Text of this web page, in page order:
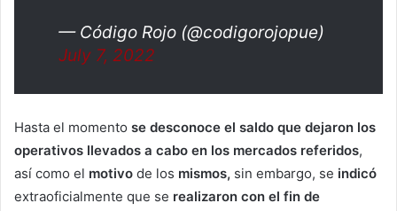
— Código Rojo (@codigorojopue)
July 7, 2022
Hasta el momento se desconoce el saldo que dejaron los
operativos llevados a cabo en los mercados referidos,
así como el motivo de los mismos, sin embargo, se indicó
extraoficialmente que se realizaron con el fin de